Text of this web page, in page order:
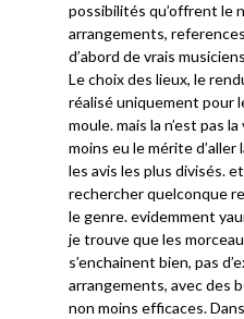
possibilités qu’offrent le
arrangements,
d’abord de vrais
Le choix des lieux, le
réalisé uniquement pour
moule. mais la n’est pas
moins eu le mérite
les avis les plus divisés.
rechercher quelconque
le genre. evidemment
je trouve que les
s’enchainent bien, pas
arrangements, avec des
non moins efficaces.